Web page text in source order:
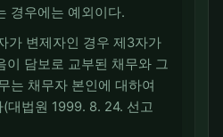
경우에는 예외이다.
변제자인 경우 제3자가
이 담보로 교부된 채무와 그
는 채무자 본인에 대하여
대법원 1999. 8. 24. 선고